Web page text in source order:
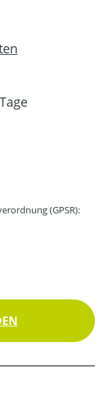
(GPSR):